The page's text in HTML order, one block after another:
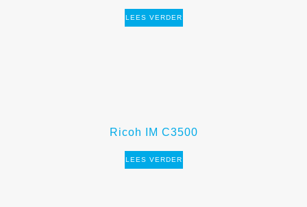
LEES VERDER
Ricoh IM C3500
LEES VERDER